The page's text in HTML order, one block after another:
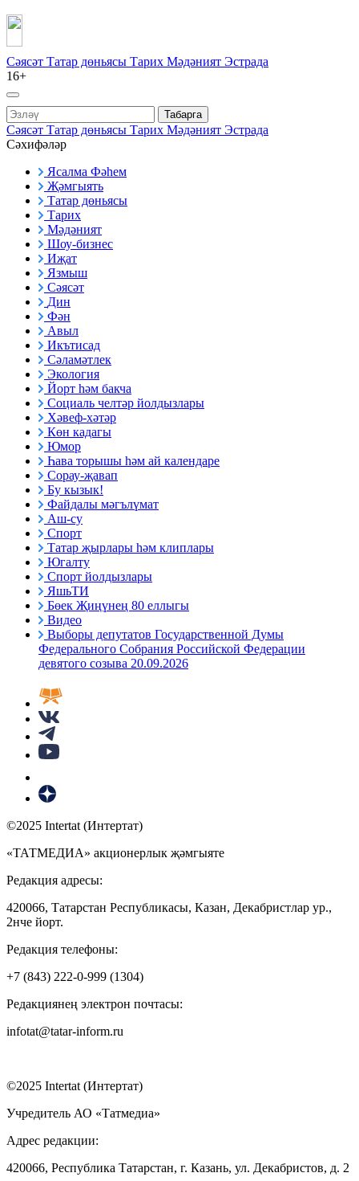
Сәясәт Татар дөньясы Тарих Мәдәният Эстрада
16+
Табарга
Сәясәт Татар дөньясы Тарих Мәдәният Эстрада
Сәхифәләр
Ясалма Фәһем
Җәмгыять
Татар дөньясы
Тарих
Мәдәният
Шоу-бизнес
Иҗат
Язмыш
Сәясәт
Дин
Фән
Авыл
Икътисад
Сәламәтлек
Экология
Йорт һәм бакча
Социаль челтәр йолдызлары
Хәвеф-хәтәр
Көн кадагы
Юмор
Һава торышы һәм ай календаре
Сорау-җавап
Бу кызык!
Файдалы мәгълүмат
Аш-су
Спорт
Татар җырлары һәм клиплары
Югалту
Спорт йолдызлары
ЯшьТИ
Бөек Җиңүнең 80 еллыгы
Видео
Выборы депутатов Государственной Думы
Федерального Собрания Российской Федерации
девятого созыва 20.09.2026
©2025 Intertat (Интертат)
«ТАТМЕДИА» акционерлык җәмгыяте
Редакция адресы:
420066, Татарстан Республикасы, Казан, Декабристлар ур.,
2нче йорт.
Редакция телефоны:
+7 (843) 222-0-999 (1304)
Редакциянең электрон почтасы:
infotat@tatar-inform.ru
©2025 Intertat (Интертат)
Учредитель АО «Татмедиа»
Адрес редакции:
420066, Республика Татарстан, г. Казань, ул. Декабристов, д. 2